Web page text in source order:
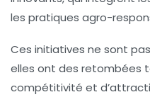
les pratiques agro-
Ces initiatives ne sont
elles ont des retombées
compétitivité et